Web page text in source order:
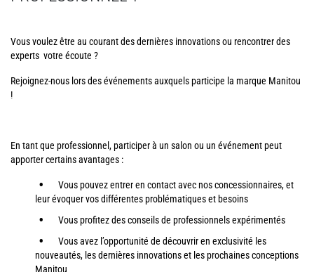
Vous voulez être au courant des dernières innovations ou rencontrer des
experts votre écoute ?
Rejoignez-nous lors des événements auxquels participe la marque Manitou
!
En tant que professionnel, participer à un salon ou un événement peut
apporter certains avantages :
Vous pouvez entrer en contact avec nos concessionnaires, et
leur évoquer vos différentes problématiques et besoins
Vous profitez des conseils de professionnels expérimentés
Vous avez l’opportunité de découvrir en exclusivité les
nouveautés, les dernières innovations et les prochaines conceptions
Manitou